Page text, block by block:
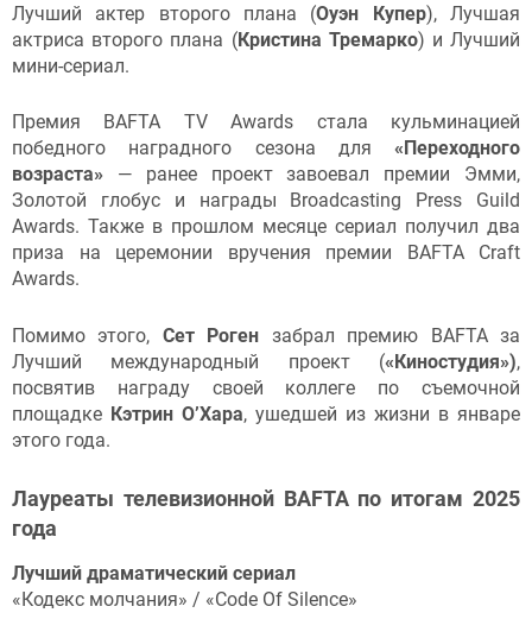
Лучший актер второго плана (Оуэн Купер), Лучшая
актриса второго плана (Кристина Тремарко) и Лучший
мини-сериал.
Премия BAFTA TV Awards стала кульминацией
победного наградного сезона для «Переходного
возраста» — ранее проект завоевал премии Эмми,
Золотой глобус и награды Broadcasting Press Guild
Awards. Также в прошлом месяце сериал получил два
приза на церемонии вручения премии BAFTA Craft
Awards.
Помимо этого, Сет Роген забрал премию BAFTA за
Лучший международный проект («Киностудия»),
посвятив награду своей коллеге по съемочной
площадке Кэтрин О’Хара, ушедшей из жизни в январе
этого года.
Лауреаты телевизионной BAFTA по итогам 2025
года
Лучший драматический сериал
«Кодекс молчания» / «Code Of Silence»